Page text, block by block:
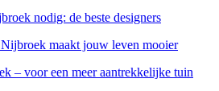
nodig: de beste designers
maakt jouw leven mooier
– voor een meer aantrekkelijke tuin